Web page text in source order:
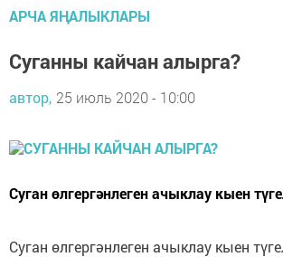
АРЧА ЯҢАЛЫКЛАРЫ
Суганны кайчан алырга?
автор, 25 июль 2020 - 10:00
Суган өлгергәнлеген ачыклау кыен
Суган өлгергәнлеген ачыклау кыен